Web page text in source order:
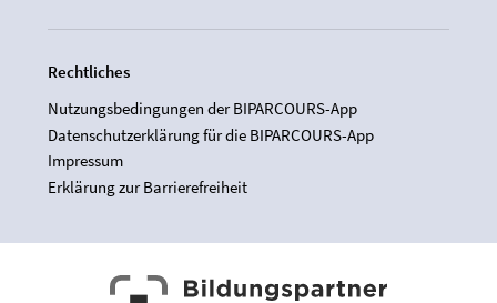
Rechtliches
Nutzungsbedingungen der BIPARCOURS-App
Datenschutzerklärung für die BIPARCOURS-App
Impressum
Erklärung zur Barrierefreiheit